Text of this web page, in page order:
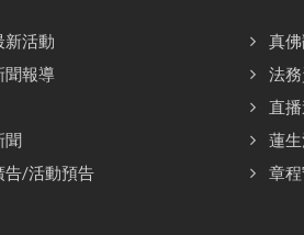
新活動
聞報導
聞
告/活動預告
真
法
直
蓮
章